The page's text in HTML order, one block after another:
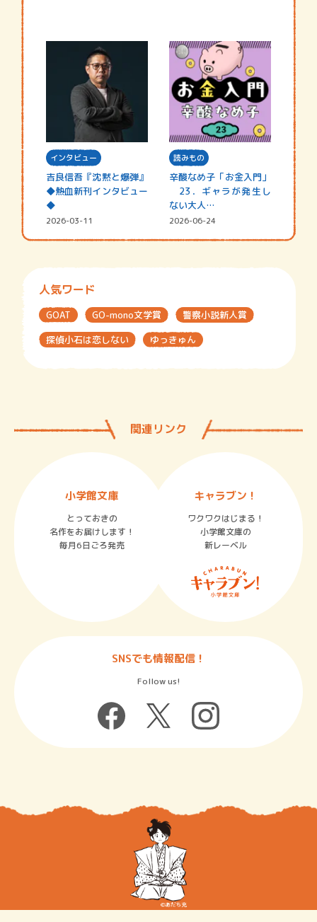
インタビュー
吉良信吾『沈黙と爆弾』
◆熱血新刊インタビュー
◆
2026-03-11
読みもの
辛酸なめ子「お金入門」
23．ギャラが発生し
ない大人…
2026-06-24
人気ワード
GOAT GO-mono文学賞
警察小説新人賞
探偵小石は恋しない
ゆっきゅん
関連リンク
小学館文庫
とっておきの
名作をお届けします！
毎月6日ごろ発売
キャラブン！
ワクワクはじまる！
小学館文庫の
新レーベル
SNSでも情報配信！
Follow us!